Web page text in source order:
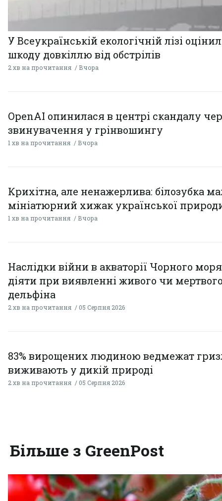
У Всеукраїнській екологічній лізі
шкоду довкіллю від обстрілів
2 хв на прочитання Вчора
OpenAI опинилася в центрі скандалу
звинувачення у грінвошингу
1 хв на прочитання Вчора
Крихітна, але ненажерлива: білозубка
мініатюрний хижак української
1 хв на прочитання Вчора
Наслідки війни в акваторії Чорного
діяти при виявленні живого чи
дельфіна
2 хв на прочитання 05 Серпня 2026
83% вирощених людиною ведмежат
виживають у дикій природі
2 хв на прочитання 05 Серпня 2026
Більше з GreenPost